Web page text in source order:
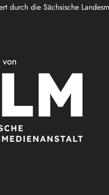
durch die Sächsische